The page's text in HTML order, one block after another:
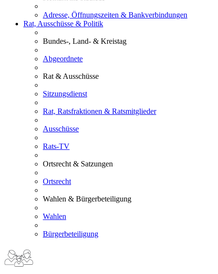
Adresse, Öffnungszeiten & Bankverbindungen
Rat, Ausschüsse & Politik
Bundes-, Land- & Kreistag
Abgeordnete
Rat & Ausschüsse
Sitzungsdienst
Rat, Ratsfraktionen & Ratsmitglieder
Ausschüsse
Rats-TV
Ortsrecht & Satzungen
Ortsrecht
Wahlen & Bürgerbeteiligung
Wahlen
Bürgerbeteiligung